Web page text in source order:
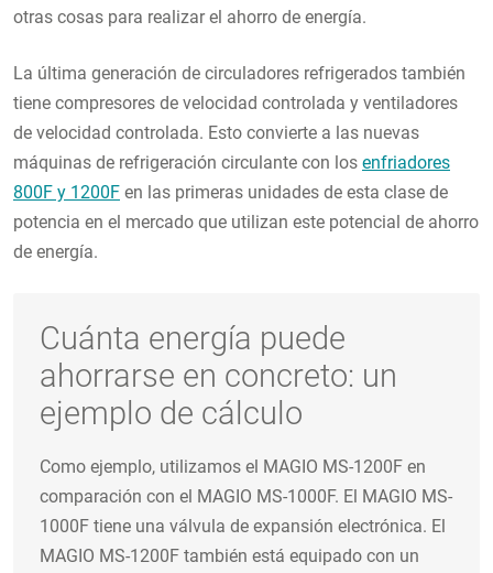
otras cosas para realizar el ahorro de energía.
La última generación de circuladores refrigerados también
tiene compresores de velocidad controlada y ventiladores
de velocidad controlada. Esto convierte a las nuevas
máquinas de refrigeración circulante con los enfriadores
800F y 1200F en las primeras unidades de esta clase de
potencia en el mercado que utilizan este potencial de ahorro
de energía.
Cuánta energía puede
ahorrarse en concreto: un
ejemplo de cálculo
Como ejemplo, utilizamos el MAGIO MS-1200F en
comparación con el MAGIO MS-1000F. El MAGIO MS-
1000F tiene una válvula de expansión electrónica. El
MAGIO MS-1200F también está equipado con un